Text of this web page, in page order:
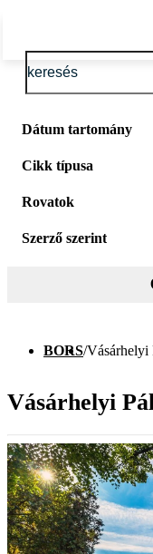
Dátum tartomány
Cikk típusa
Rovatok
Szerző szerint
BORS/Vásárhelyi
Vásárhelyi Pál